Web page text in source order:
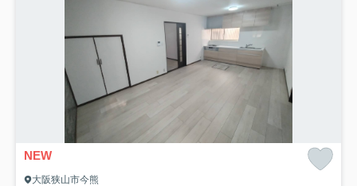
NEW
大阪狭山市今熊